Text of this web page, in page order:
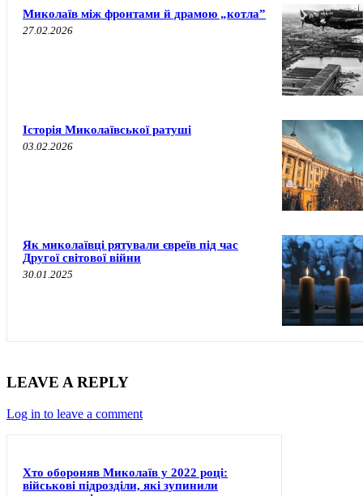
Миколаїв між фронтами й драмою „котла”
27.02.2026
Історія Миколаївської ратуші
03.02.2026
Як миколаївці рятували євреїв під час
Другої світової війни
30.01.2025
LEAVE A REPLY
Log in to leave a comment
Хто обороняв Миколаїв у 2022 році:
військові підрозділи, які зупинили